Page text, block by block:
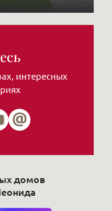
интересных
домов